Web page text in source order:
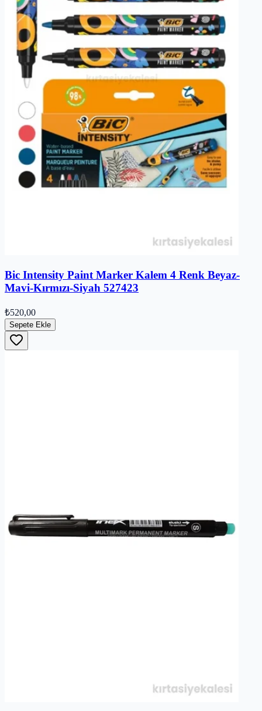
Bic Intensity Paint Marker Kalem 4 Renk Beyaz-
Mavi-Kırmızı-Siyah 527423
₺520,00
Sepete Ekle